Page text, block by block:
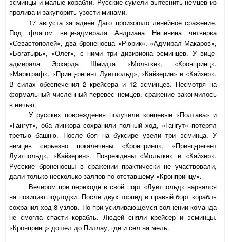
пролива и закупорить узости минами.
17 августа западнее Даго произошло линейное сражение.
Под флагом вице-адмирала Андриана Непенина четверка
«Севастополей», два броненосца «Рюрик», «Адмирал Макаров»,
«Богатырь», «Олег», с ними три дивизиона эсминцев. У вице-
адмирала Эрхарда Шмидта «Мольтке», «Кронпринц»,
«Маркграф», «Принц-регент Луитпольд», «Кайзерин» и «Кайзер».
В силах обеспечения 2 крейсера и 12 эсминцев. Несмотря на
формальный численный перевес немцев, сражение закончилось
в ничью.
У русских повреждения получили концевые «Полтава» и
«Гангут», оба линкора сохранили полный ход, «Гангут» потерял
третью башню. После боя на буксире увели три эсминца. У
немцев серьезно покалечены «Кронпринц», «Принц-регент
Луитпольд», «Кайзерин». Повреждены «Мольтке» и «Кайзер».
Русские броненосцы в сражении практически не участвовали,
дали только несколько залпов по отставшему «Кронпринцу».
Вечером при переходе в свой порт «Луитпольд» нарвался
на позицию подлодки. После двух торпед в правый борт корабль
сохранил ход 8 узлов. Но при усиливающемся волнении команда
не смогла спасти корабль. Людей сняли крейсер и эсминцы.
«Кронпринц» дошел до Пиллау, где и сел на мель.